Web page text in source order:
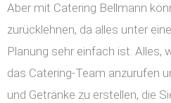
Aber mit Catering Bellmann
zurücklehnen, da alles unter
Planung sehr einfach ist. Alles,
das Catering-Team anzurufen
und Getränke zu erstellen, die